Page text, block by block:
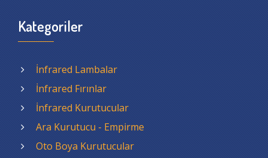
Kategoriler
İnfrared Lambalar
İnfrared Fırınlar
İnfrared Kurutucular
Ara Kurutucu - Empirme
Oto Boya Kurutucular